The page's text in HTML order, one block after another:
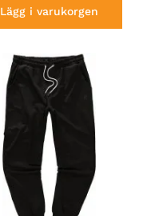
Lägg i varukorgen